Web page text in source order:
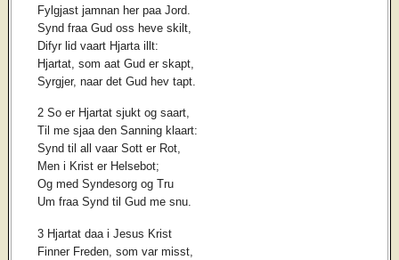
Fylgjast jamnan her paa Jord.
Synd fraa Gud oss heve skilt,
Difyr lid vaart Hjarta illt:
Hjartat, som aat Gud er skapt,
Syrgjer, naar det Gud hev tapt.
2 So er Hjartat sjukt og saart,
Til me sjaa den Sanning klaart:
Synd til all vaar Sott er Rot,
Men i Krist er Helsebot;
Og med Syndesorg og Tru
Um fraa Synd til Gud me snu.
3 Hjartat daa i Jesus Krist
Finner Freden, som var misst,